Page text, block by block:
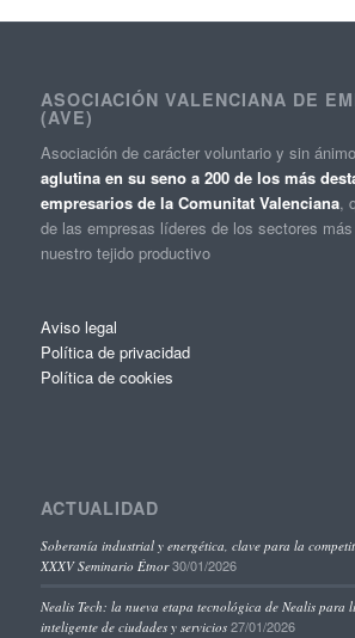
ASOCIACIÓN VALENCIANA DE
(AVE)
Asociación de carácter voluntario y sin
aglutina en su seno a 200 de los más
empresarios de la Comunitat Valenciana,
de las empresas líderes de los sectores
nuestro tejido productivo
Aviso legal
Política de privacidad
Política de cookies
ACTUALIDAD
Soberanía industrial y energética, clave para la
XXXV Seminario Étnor 30/01/2026
Nealis Tech: la nueva etapa tecnológica de Nealis para
inteligente de ciudades y servicios 27/01/2026